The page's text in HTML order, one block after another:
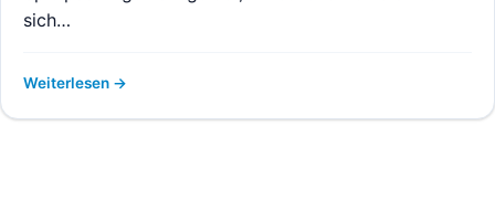
sich…
Weiterlesen